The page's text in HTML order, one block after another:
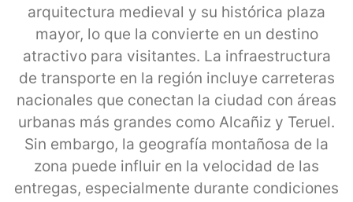
arquitectura medieval y su histórica plaza
mayor, lo que la convierte en un destino
atractivo para visitantes. La infraestructura
de transporte en la región incluye carreteras
nacionales que conectan la ciudad con áreas
urbanas más grandes como Alcañiz y Teruel.
Sin embargo, la geografía montañosa de la
zona puede influir en la velocidad de las
entregas, especialmente durante condiciones